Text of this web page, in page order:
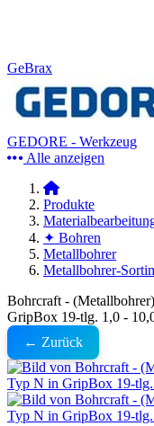
GeBrax
GEDORE - Werkzeug
Alle anzeigen
Produkte
✦ Bohren
Metallbohrer
Metallbohrer-
Bohrcraft -
GripBox 19-tlg. 1,0 -
← Zurück